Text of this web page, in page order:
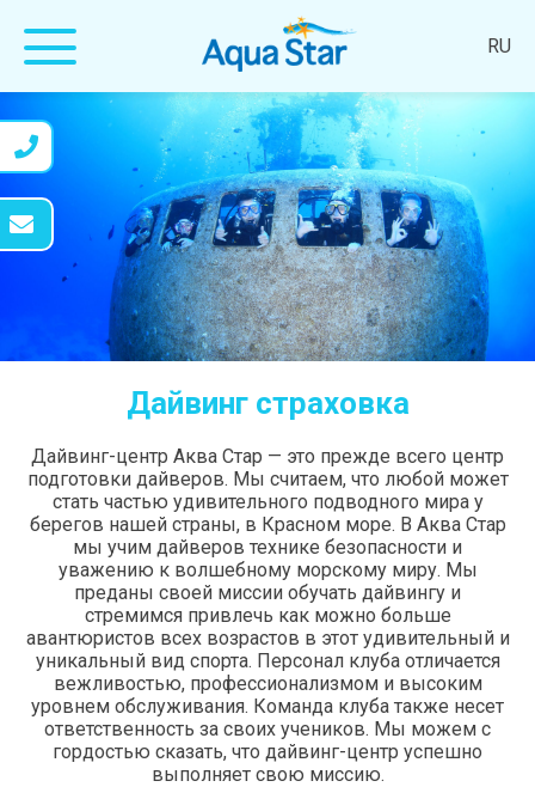
RU
Дайвинг страховка
Дайвинг-центр Аква Стар — это прежде всего центр
подготовки дайверов. Мы считаем, что любой может
стать частью удивительного подводного мира у
берегов нашей страны, в Красном море. В Аква Стар
мы учим дайверов технике безопасности и
уважению к волшебному морскому миру. Мы
преданы своей миссии обучать дайвингу и
стремимся привлечь как можно больше
авантюристов всех возрастов в этот удивительный и
уникальный вид спорта. Персонал клуба отличается
вежливостью, профессионализмом и высоким
уровнем обслуживания. Команда клуба также несет
ответственность за своих учеников. Мы можем с
гордостью сказать, что дайвинг-центр успешно
выполняет свою миссию.